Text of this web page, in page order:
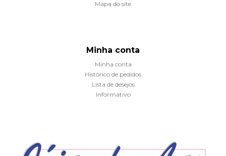
Mapa do site
Minha conta
Minha conta
Histórico de pedidos
Lista de desejos
Informativo